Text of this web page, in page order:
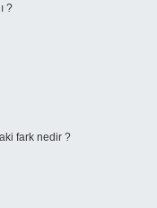
?
fark nedir ?